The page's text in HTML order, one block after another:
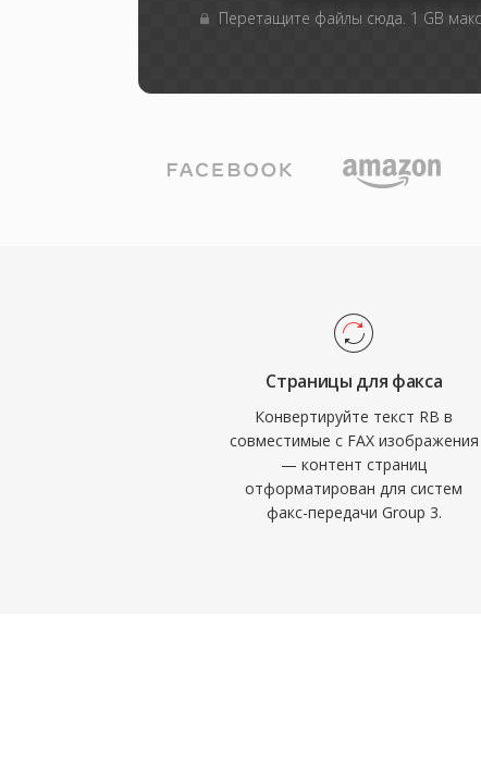
Перетащите файлы сюда. 1 GB
Страницы для факса
Конвертируйте текст RB в
совместимые с FAX изображения
— контент страниц
отформатирован для систем
факс-передачи Group 3.